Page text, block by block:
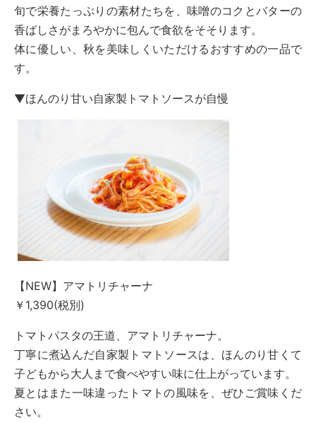
旬で栄養たっぷりの素材たちを、味噌のコクとバターの
香ばしさがまろやかに包んで食欲をそそります。
体に優しい、秋を美味しくいただけるおすすめの一品で
す。
▼ほんのり甘い自家製トマトソースが自慢
【NEW】アマトリチャーナ
￥1,390(税別)
トマトパスタの王道、アマトリチャーナ。
丁寧に煮込んだ自家製トマトソースは、ほんのり甘くて
子どもから大人まで食べやすい味に仕上がっています。
夏とはまた一味違ったトマトの風味を、ぜひご賞味くだ
さい。